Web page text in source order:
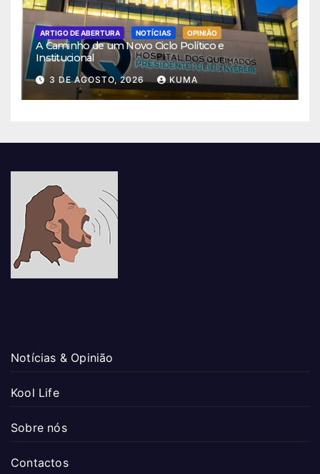
ARTIGO DE ABERTURA NOTÍCIAS OPINIÃO
A Caminho de um Novo Ciclo Político e
Institucional
3 DE AGOSTO, 2026 KUMA
Notícias & Opinião
Kool Life
Sobre nós
Contactos